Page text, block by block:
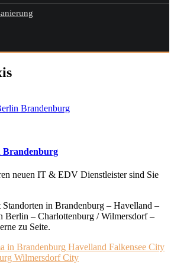
Brandenburg
Brandenburg
neuen IT & EDV Dienstleister sind Sie
Standorten in Brandenburg – Havelland –
Berlin – Charlottenburg / Wilmersdorf –
zu Seite.